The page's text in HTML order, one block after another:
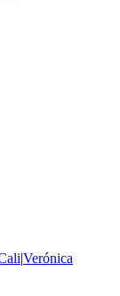
|Verónica